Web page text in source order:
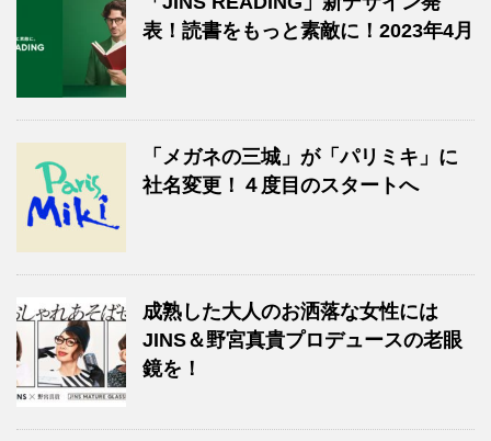
表！読書をもっと素敵に！2023年4月
「メガネの三城」が「パリミキ」に
社名変更！４度目のスタートへ
成熟した大人のお洒落な女性には
JINS＆野宮真貴プロデュースの老眼
鏡を！